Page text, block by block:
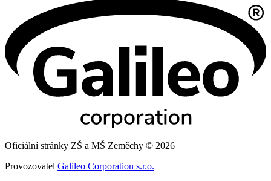
Oficiální stránky ZŠ a MŠ Zeměchy © 2026
Provozovatel Galileo Corporation s.r.o.